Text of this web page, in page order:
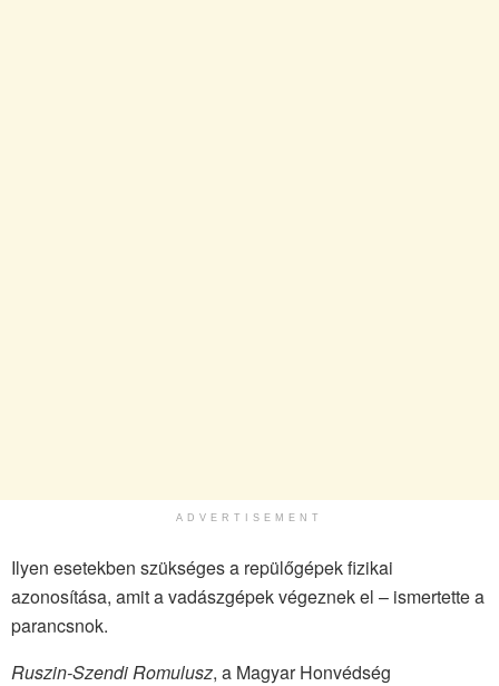
ADVERTISEMENT
Ilyen esetekben szükséges a repülőgépek fizikai
azonosítása, amit a vadászgépek végeznek el – ismertette a
parancsnok.
Ruszin-Szendi Romulusz, a Magyar Honvédség